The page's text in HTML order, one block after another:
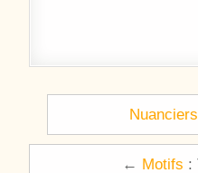
Navigation de
Nuanciers
← Motifs :